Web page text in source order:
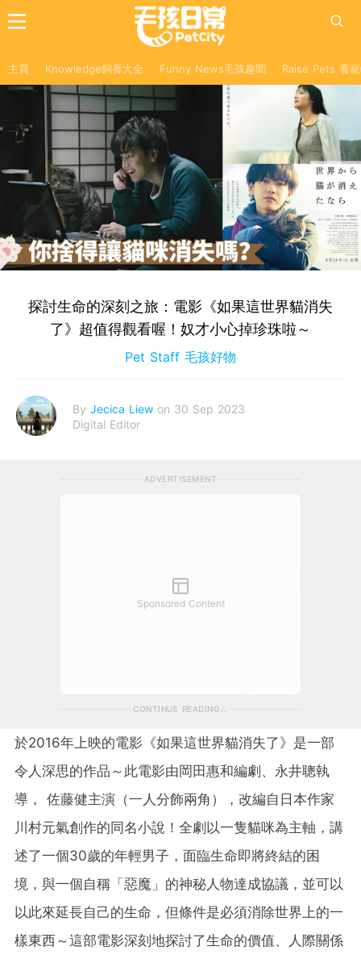
主頁 Knowledge飼養大全 Funny News毛孩趣聞 Raise Pets 養
探討生命的深刻之旅：電影《如果這世界貓消失
了》超值得觀看喔！奴才小心掉珍珠啦～
Pet Staff 毛孩好物
By Jecica Liew on 30 Sep 2023
Digital Editor
ADVERTISEMENT
Sponsored Content
CONTINUE READING
於2016年上映的電影《如果這世界貓消失了》是一部
令人深思的作品～此電影由岡田惠和編劇、永井聰執
導， 佐藤健主演（一人分飾兩角），改編自日本作家
川村元氣創作的同名小說！全劇以一隻貓咪為主軸，講
述了一個30歲的年輕男子，面臨生命即將終結的困
境，與一個自稱「惡魔」的神秘人物達成協議，並可以
以此來延長自己的生命，但條件是必須消除世界上的一
樣東西～這部電影深刻地探討了生命的價值、人際關係